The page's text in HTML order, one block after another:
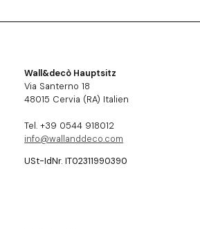
Wall&decò Hauptsitz
Via Santerno 18
48015 Cervia (RA) Italien
Tel. +39 0544 918012
info@wallanddeco.com
USt-IdNr. IT02311990390